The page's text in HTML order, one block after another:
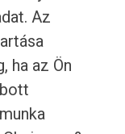
Az
ha az Ön